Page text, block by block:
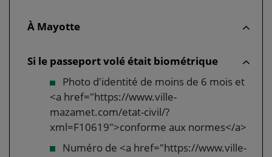
À Mayotte
Si le passeport volé était biométrique
Photo d'identité de moins de 6 mois et
<a href="https://www.ville-
mazamet.com/etat-civil/?
xml=F10619">conforme aux normes</a>
Numéro de <a href="https://www.ville-